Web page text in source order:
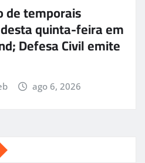
de temporais
quinta-feira em
Defesa Civil emite
ago 6, 2026